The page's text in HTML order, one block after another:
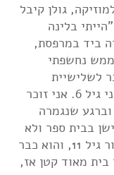
גולן קיבל
בלינה
בירה ביד במרפסת,
נחשפתי
לשלישיית
המעפיל, אני לא ממש זוכר מוזיקה לפני גיל 6. אני זוכר
שנגמרה
בבית ספר ולא
חזר הביתה. האח האמצעי היה אז באזור גיל 11, והוא כבר
מאוד קטן אז,